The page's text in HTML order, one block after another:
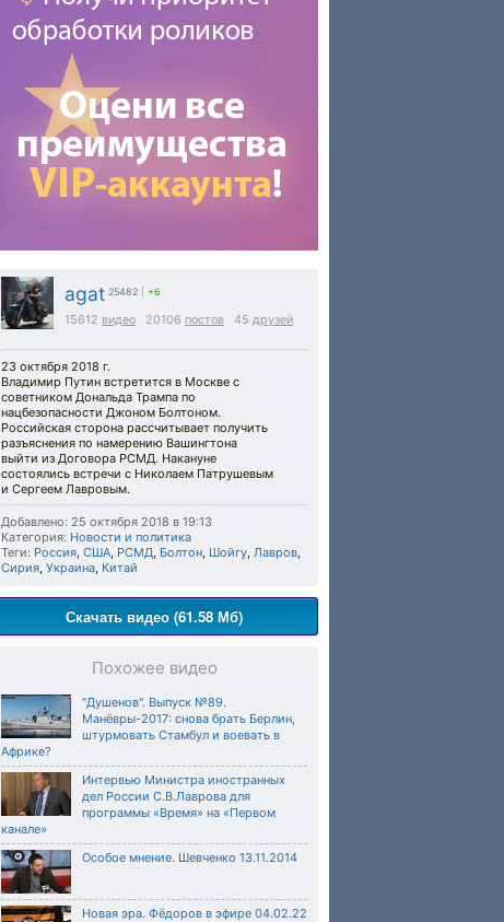
agat 25482 +6
15612 видео 20106 постов 45 друзей
23 октября 2018 г.
Владимир Путин встретится в Москве с
советником Дональда Трампа по
нацбезопасности Джоном Болтоном.
Российская сторона рассчитывает получить
разъяснения по намерению Вашингтона
выйти из Договора РСМД. Накануне
состоялись встречи с Николаем Патрушевым
и Сергеем Лавровым.
Добавлено: 25 октября 2018 в 19:13
Категория: Новости и политика
Теги: Россия, США, РСМД, Болтон, Шойгу, Лавров,
Сирия, Украина, Китай
Скачать видео (61.58 Мб)
Похожее видео
"Душенов". Выпуск №89.
Манёвры-2017: снова брать Берлин,
штурмовать Стамбул и воевать в
Африке?
Интервью Министра иностранных
дел России С.В.Лаврова для
программы «Время» на «Первом
канале»
Особое мнение. Шевченко 13.11.2014
Новая эра. Фёдоров в эфире 04.02.22